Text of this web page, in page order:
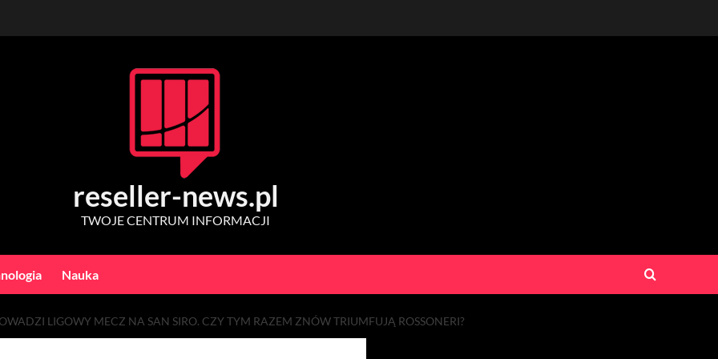
reseller-news.pl
TWOJE CENTRUM INFORMACJI
Nauka
LIGOWY MECZ NA SAN SIRO. CZY TYM RAZEM ZNÓW TRIUMFUJĄ ROSSONERI?